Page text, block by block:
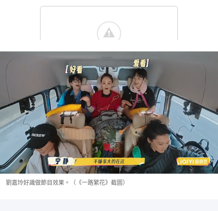
劉嘉玲好識做節目效果。（《一路繁花》截圖）